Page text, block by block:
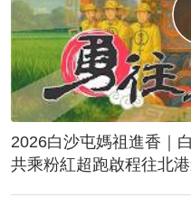
2026白沙屯媽祖進香｜
共乘粉紅超跑啟程往北